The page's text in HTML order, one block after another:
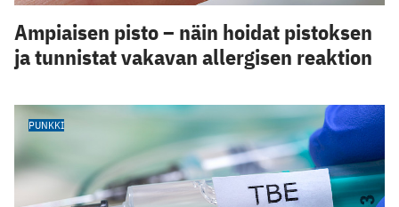
Ampiaisen pisto – näin hoidat pistoksen
ja tunnistat vakavan allergisen reaktion
PUNKKI